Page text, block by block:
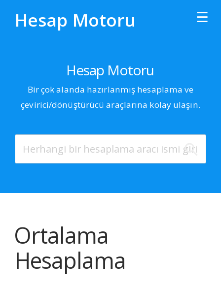
Hesap Motoru ☰
Hesap Motoru
Bir çok alanda hazırlanmış hesaplama ve
çevirici/dönüştürücü araçlarına kolay ulaşın.
Ortalama
Hesaplama
The latest tutorials sent straight to your inbox.
Facebook
Google+
Hacker News